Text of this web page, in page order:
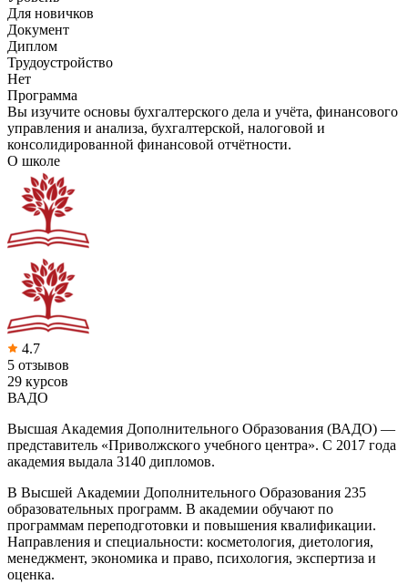
Для новичков
Документ
Диплом
Трудоустройство
Нет
Программа
Вы изучите основы бухгалтерского дела и учёта, финансового
управления и анализа, бухгалтерской, налоговой и
консолидированной финансовой отчётности.
О школе
4.7
5 отзывов
29 курсов
ВАДО
Высшая Академия Дополнительного Образования (ВАДО) —
представитель «Приволжского учебного центра». C 2017 года
академия выдала 3140 дипломов.
В Высшей Академии Дополнительного Образования 235
образовательных программ. В академии обучают по
программам переподготовки и повышения квалификации.
Направления и специальности: косметология, диетология,
менеджмент, экономика и право, психология, экспертиза и
оценка.